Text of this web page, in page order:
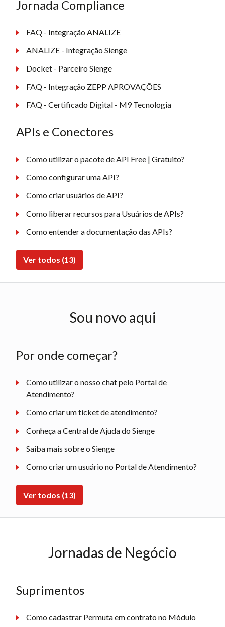
Jornada Compliance
FAQ - Integração ANALIZE
ANALIZE - Integração Sienge
Docket - Parceiro Sienge
FAQ - Integração ZEPP APROVAÇÕES
FAQ - Certificado Digital - M9 Tecnologia
APIs e Conectores
Como utilizar o pacote de API Free | Gratuito?
Como configurar uma API?
Como criar usuários de API?
Como liberar recursos para Usuários de APIs?
Como entender a documentação das APIs?
Ver todos (13)
Sou novo aqui
Por onde começar?
Como utilizar o nosso chat pelo Portal de
Atendimento?
Como criar um ticket de atendimento?
Conheça a Central de Ajuda do Sienge
Saiba mais sobre o Sienge
Como criar um usuário no Portal de Atendimento?
Ver todos (13)
Jornadas de Negócio
Suprimentos
Como cadastrar Permuta em contrato no Módulo